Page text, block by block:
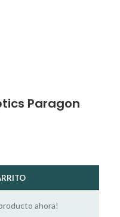
Paragon
ahora!